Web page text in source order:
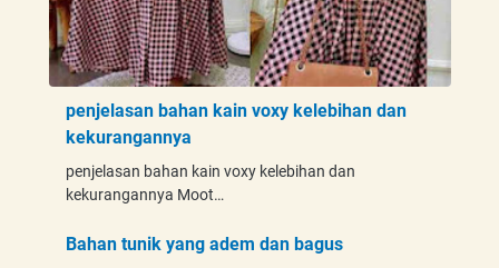
penjelasan bahan kain voxy kelebihan dan
kekurangannya
penjelasan bahan kain voxy kelebihan dan
kekurangannya Moot…
Bahan tunik yang adem dan bagus